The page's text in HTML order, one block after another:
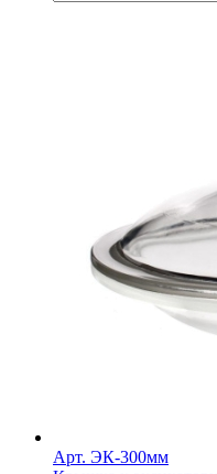
Арт. ЭК-300мм